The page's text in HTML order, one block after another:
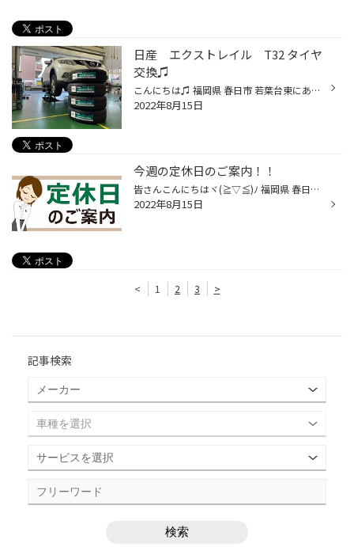
日産 エクストレイル T32 タイヤ
交換♫
こんにちは♫ 福岡県 春日市 若葉台東にあります、タイヤ館春日店の牧口です！ 今日は、日産 エクストレイル T32 のタイヤ交換をしました！ タイヤは、ブリヂストンの、SUV専用タイヤ デューラー H/L850 をお取り付けさせていただきました！ サクサクっとタイヤを新品に組み換え、バランス調整をし、...
2022年8月15日
今週の定休日のご案内！！
皆さんこんにちはヾ(≧▽≦)ﾉ 福岡県 春日市 若葉台東 にあるタイヤ館春日店です。 タイヤ館春日店のHPをご覧いただき 誠にありがとうございます！ 17日(水)と18日(木)は定休日となっております。 ご迷惑をおかけいたしますが、 ご来店の際はご注意くださいませm(_ _)m
2022年8月15日
< 1 2 3 >
記事検索